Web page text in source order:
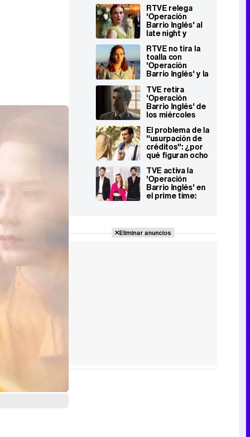
RTVE relega
'Operación
Barrio Inglés' al
late night y
suprime 'Baila
como puedas'
RTVE no tira la
toalla con
'Operación
Barrio Inglés' y la
prime time del
domingo
TVE retira
'Operación
Barrio Inglés' de
los miércoles
estreno (y evitar
la nueva
competencia)
El problema de la
"usurpación de
créditos": ¿por
qué figuran ocho
creadores en
'Operación
Barrio Inglés'?
TVE activa la
'Operación
Barrio Inglés' en
el prime time:
"Queríamos huir
Eliminar anuncios